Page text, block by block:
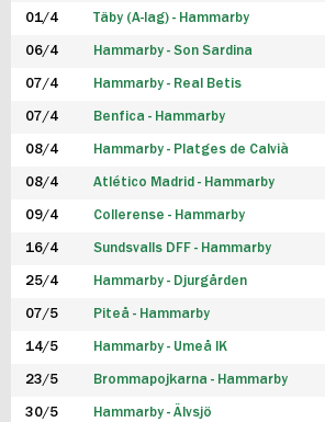
FUTSAL DAM
01/4 Täby (A-lag) - Hammarby
06/4 Hammarby - Son Sardina
07/4 Hammarby - Real Betis
07/4 Benfica - Hammarby
08/4 Hammarby - Platges de Calvià
08/4 Atlético Madrid - Hammarby
09/4 Collerense - Hammarby
16/4 Sundsvalls DFF - Hammarby
25/4 Hammarby - Djurgården
07/5 Piteå - Hammarby
14/5 Hammarby - Umeå IK
23/5 Brommapojkarna - Hammarby
30/5 Hammarby - Älvsjö